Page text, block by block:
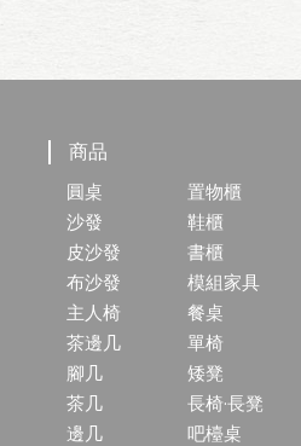
商品
圓桌
沙發
皮沙發
布沙發
主人椅
茶邊几
腳几
茶几
邊几
置物櫃
鞋櫃
書櫃
模組家具
餐桌
單椅
矮凳
長椅·長凳
吧檯桌